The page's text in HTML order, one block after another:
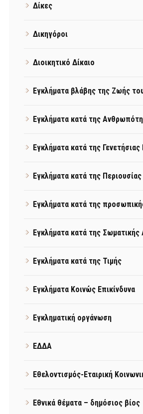
Δίκες
Δικηγόροι
Διοικητικό Δίκαιο
Εγκλήματα βλάβης της Ζωής
Εγκλήματα κατά της
Εγκλήματα κατά της Γενετήσιας
Εγκλήματα κατά της Περιουσίας
Εγκλήματα κατά της
Εγκλήματα κατά της Σωματικής
Εγκλήματα κατά της Τιμής
Εγκλήματα Κοινώς Επικίνδυνα
Εγκληματική οργάνωση
ΕΔΔΑ
Εθελοντισμός-Εταιρική
Εθνικά θέματα – δημόσιος βίος